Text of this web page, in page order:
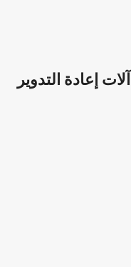
آلات إعادة التدوير